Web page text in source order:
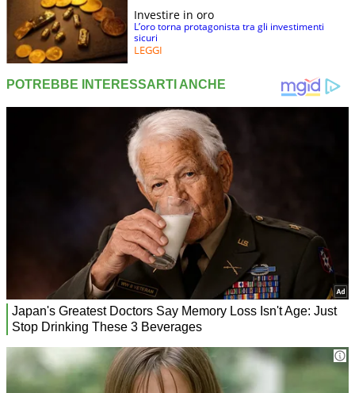
Investire in oro
L’oro torna protagonista tra gli investimenti
sicuri
LEGGI